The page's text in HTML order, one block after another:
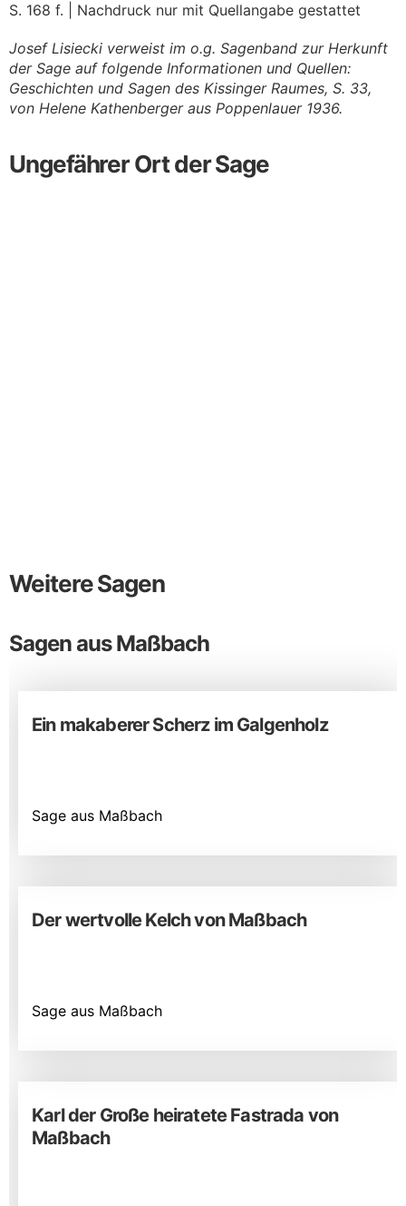
S. 168 f. | Nachdruck nur mit Quellangabe gestattet
Josef Lisiecki verweist im o.g. Sagenband zur Herkunft
der Sage auf folgende Informationen und Quellen:
Geschichten und Sagen des Kissinger Raumes, S. 33,
von Helene Kathenberger aus Poppenlauer 1936.
Ungefährer Ort der Sage
Weitere Sagen
Sagen aus Maßbach
Ein makaberer Scherz im Galgenholz
Sage aus Maßbach
Der wertvolle Kelch von Maßbach
Sage aus Maßbach
Karl der Große heiratete Fastrada von
Maßbach